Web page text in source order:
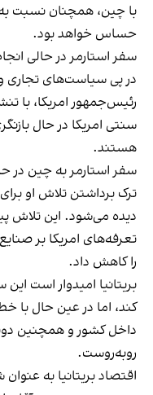
با چین، همچنان نسبت
حساس خواهد بود.
سفر استارمر در حالی
در پی سیاست‌های تجاری
رئیس‌جمهور امریکا، با
سنتی امریکا در حال
هستند.
سفر استارمر به چین در
ترک برداشتن تلاش او
دیده می‌شود. این تلاش
تعرفه‌های امریکا بر
را کاهش داد.
بریتانیا امیدوار است
کند، اما در عین حال
داخل کشور و همچنین
روبه‌روست.
اقتصاد بریتانیا به